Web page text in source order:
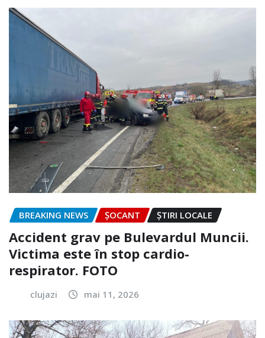
BREAKING NEWS ȘOCANT ȘTIRI LOCALE
Accident grav pe Bulevardul Muncii.
Victima este în stop cardio-
respirator. FOTO
clujazi mai 11, 2026